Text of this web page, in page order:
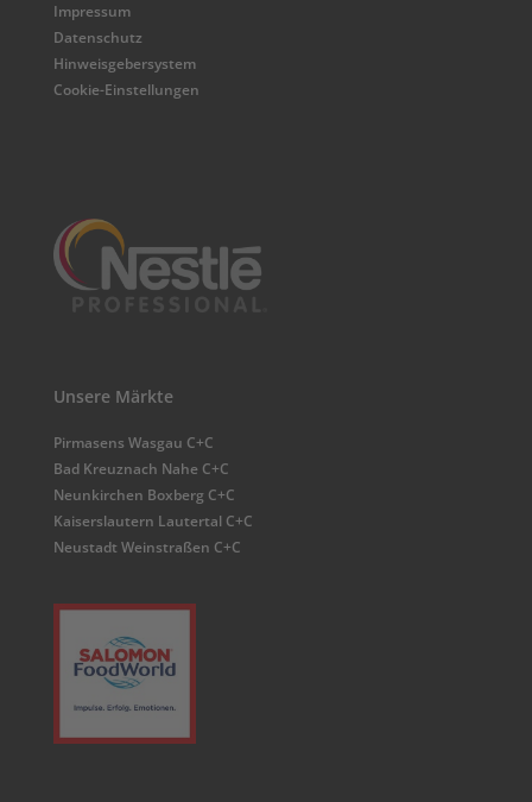
Impressum
Datenschutz
Hinweisgebersystem
Cookie-Einstellungen
Unsere Märkte
Pirmasens Wasgau C+C
Bad Kreuznach Nahe C+C
Neunkirchen Boxberg C+C
Kaiserslautern Lautertal C+C
Neustadt Weinstraßen C+C